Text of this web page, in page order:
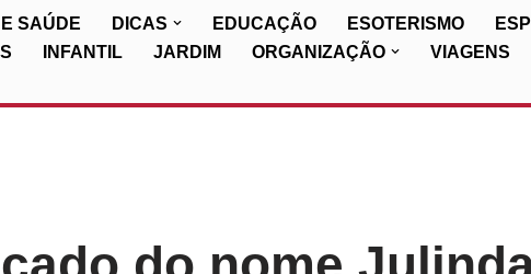
SAÚDE DICAS EDUCAÇÃO ESOTERISMO
INFANTIL JARDIM ORGANIZAÇÃO VIAGENS